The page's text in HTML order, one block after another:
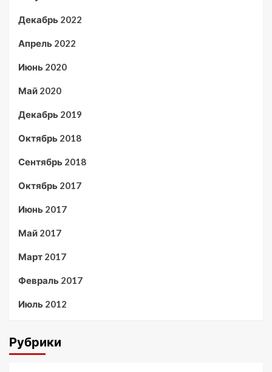
Декабрь 2022
Апрель 2022
Июнь 2020
Май 2020
Декабрь 2019
Октябрь 2018
Сентябрь 2018
Октябрь 2017
Июнь 2017
Май 2017
Март 2017
Февраль 2017
Июль 2012
Рубрики